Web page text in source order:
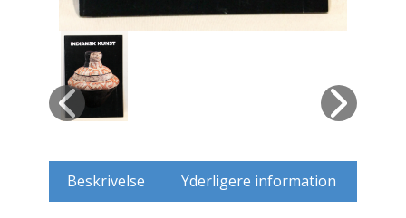
Hobby
Hus / Have
Husdyr
Jernbaner
Beskrivelse Yderligere information